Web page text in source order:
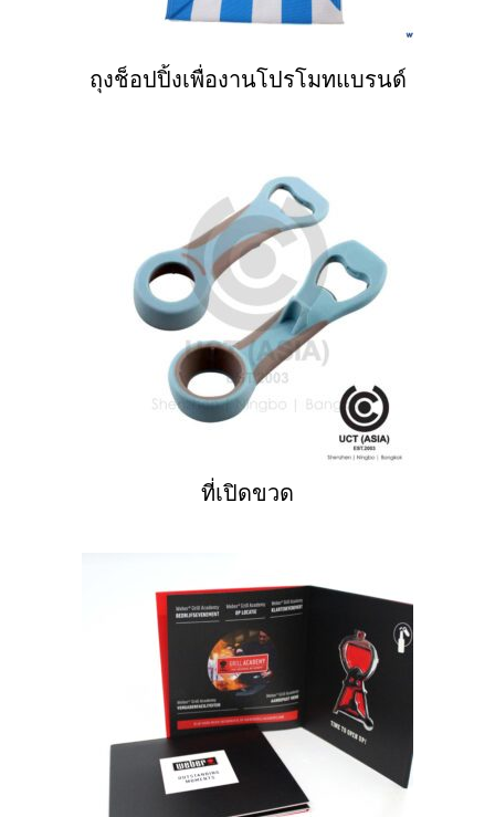
ถุงช็อปปิ้งเพื่องานโปรโมทแบรนด์
ที่เปิดขวด